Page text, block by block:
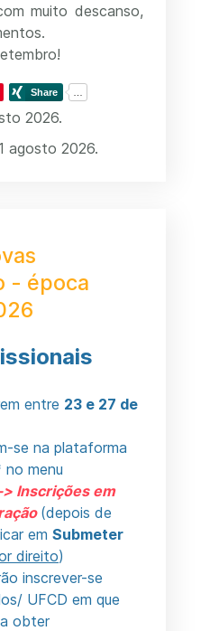
muito descanso,
2026.
agosto 2026.
- época
entre 23 e 27 de
se na plataforma
no menu
> Inscrições em
(depois de
em Submeter
direito)
inscrever-se
UFCD em que
obter